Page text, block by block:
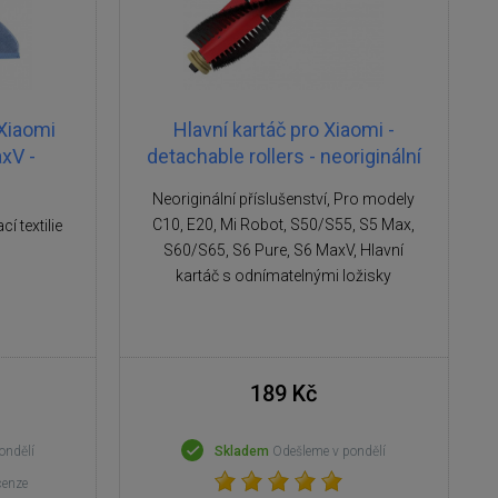
-
textilie
Hlavní kartáč pro Xiaomi -
detachable rollers - neoriginální
Neoriginální příslušenství, Pro modely
C10, E20, Mi Robot, S50/S55, S5 Max,
S60/S65, S6 Pure, S6 MaxV, Hlavní
kartáč s odnímatelnými ložisky
189 Kč
Skladem Odešleme v pondělí